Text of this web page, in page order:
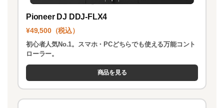
Pioneer DJ DDJ-FLX4
¥49,500（税込）
初心者人気No.1。スマホ・PCどちらでも使える万能コント
ローラー。
商品を見る